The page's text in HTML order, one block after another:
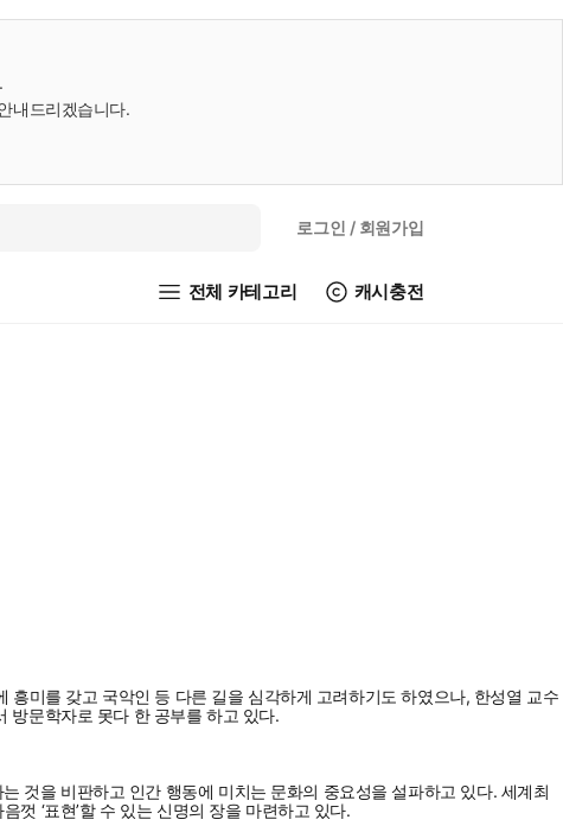
내드리겠습니다.
로그인 / 회원가입
전체 카테고리 캐시충전
미를 갖고 국악인 등 다른 길을 심각하게 고려하기도 하였으나, 한성열 교수
방문학자로 못다 한 공부를 하고 있다.
것을 비판하고 인간 행동에 미치는 문화의 중요성을 설파하고 있다. 세계최
껏 ‘표현’할 수 있는 신명의 장을 마련하고 있다.